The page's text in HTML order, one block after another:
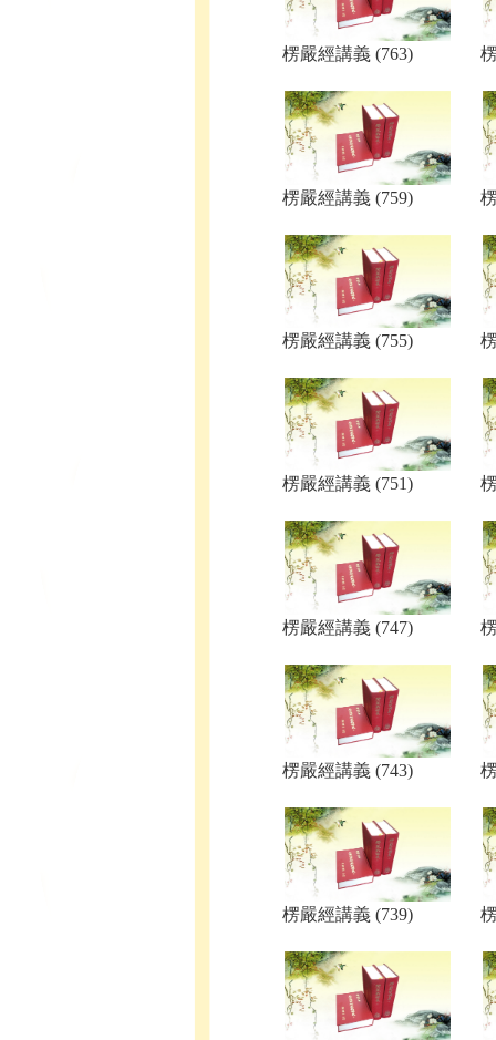
楞嚴經講義 (763)
楞嚴經講義 (759)
楞嚴經講義 (755)
楞嚴經講義 (751)
楞嚴經講義 (747)
楞嚴經講義 (743)
楞嚴經講義 (739)